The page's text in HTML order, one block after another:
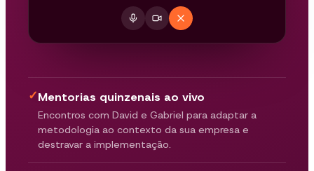
✓Mentorias quinzenais ao vivo
Encontros com David e Gabriel para adaptar a
metodologia ao contexto da sua empresa e
destravar a implementação.